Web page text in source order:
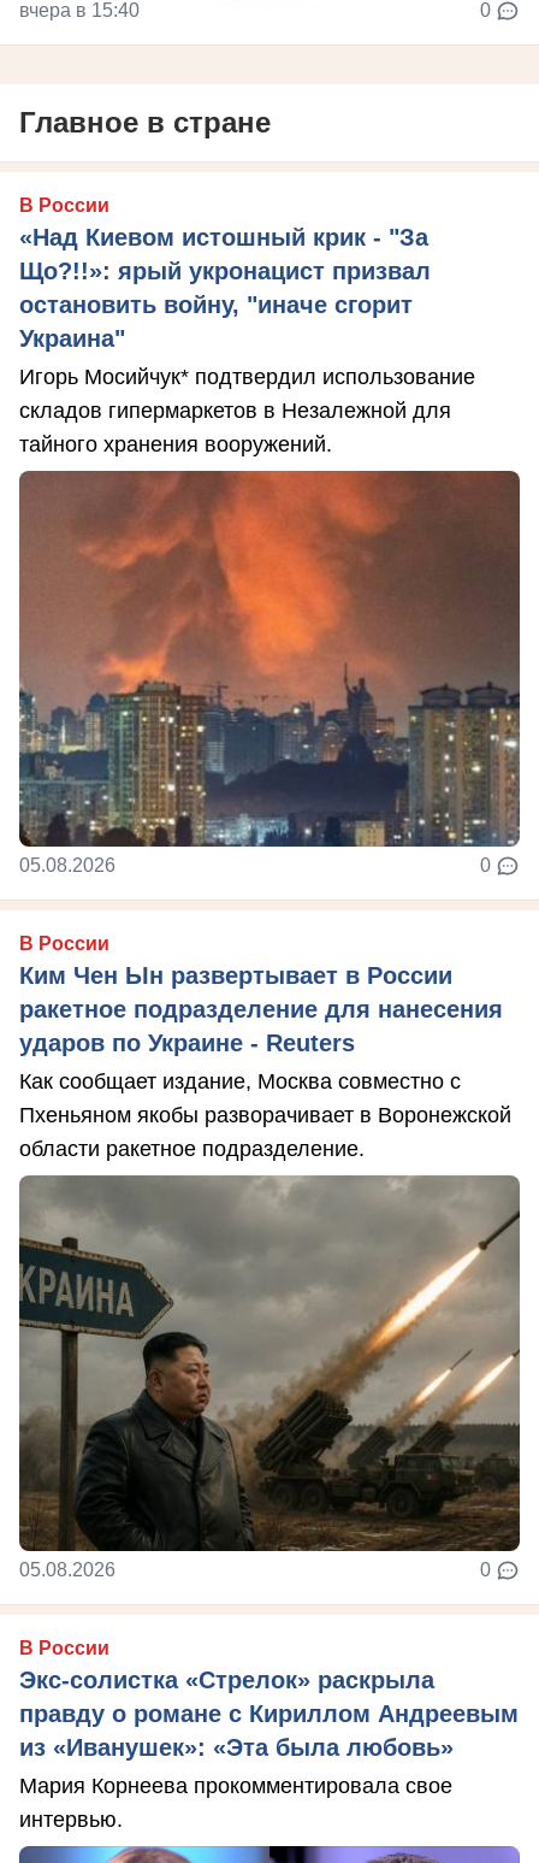
вчера в 15:40 0
Главное в стране
В России
«Над Киевом истошный крик - "За
Що?!!»: ярый укронацист призвал
остановить войну, "иначе сгорит
Украина"
Игорь Мосийчук* подтвердил использование
складов гипермаркетов в Незалежной для
тайного хранения вооружений.
05.08.2026 0
В России
Ким Чен Ын развертывает в России
ракетное подразделение для нанесения
ударов по Украине - Reuters
Как сообщает издание, Москва совместно с
Пхеньяном якобы разворачивает в Воронежской
области ракетное подразделение.
05.08.2026 0
В России
Экс-солистка «Стрелок» раскрыла
правду о романе с Кириллом Андреевым
из «Иванушек»: «Эта была любовь»
Мария Корнеева прокомментировала свое
интервью.